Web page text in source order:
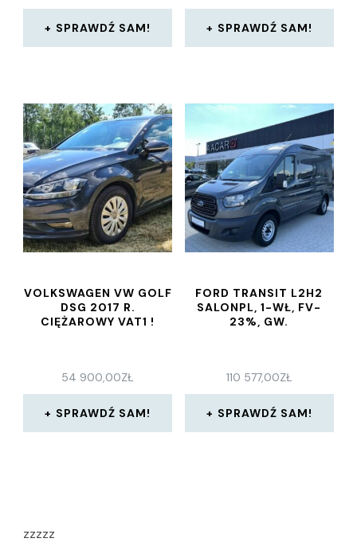
SPRAWDŹ SAM! SPRAWDŹ SAM!
VOLKSWAGEN VW GOLF
DSG 2017 R.
CIĘŻAROWY VAT1 !
54 900,00ZŁ
SPRAWDŹ SAM!
FORD TRANSIT L2H2
SALONPL, 1-WŁ, FV-
23%, GW.
110 577,00ZŁ
SPRAWDŹ SAM!
zzzzz